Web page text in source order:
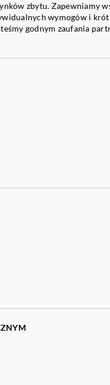
zbytu. Zapewniamy
wymogów i
godnym zaufania